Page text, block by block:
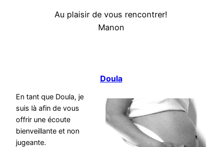
Au plaisir de vous rencontrer!
Manon
Doula
En tant que Doula, je
suis là afin de vous
offrir une écoute
bienveillante et non
jugeante.